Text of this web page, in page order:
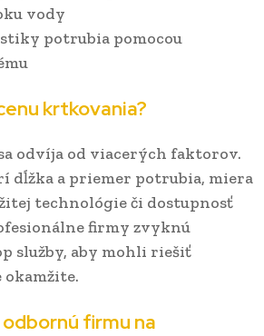
vody
potrubia pomocou
krtkovania?
odvíja od viacerých faktorov.
dĺžka a priemer potrubia, miera
technológie či dostupnosť
firmy zvyknú
služby, aby mohli riešiť
firmu na